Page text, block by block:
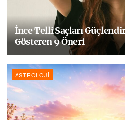
İnce Telli Saçları
Gösteren 9 Öneri
ASTROLOJI